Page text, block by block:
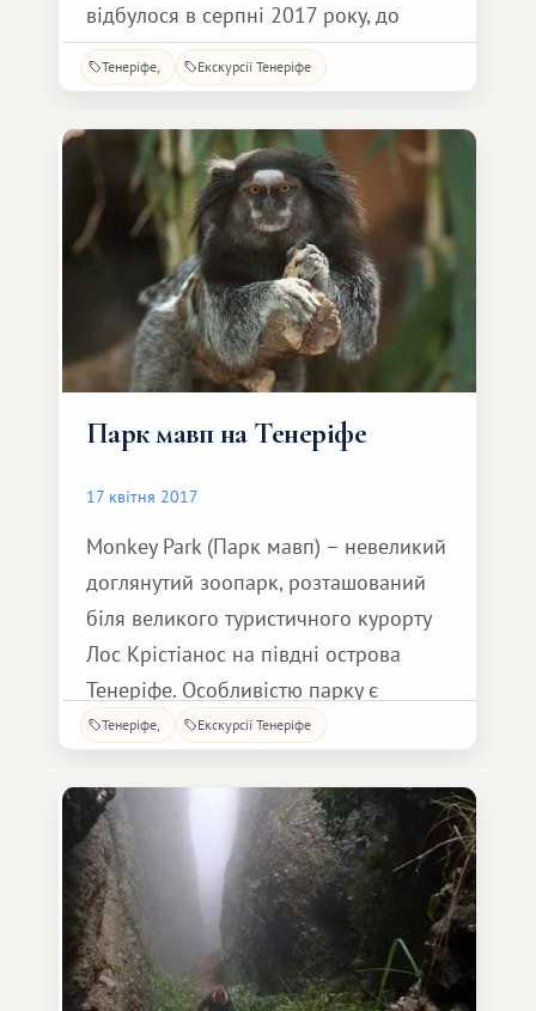
відбулося в серпні 2017 року, до
цього дві капібари народилися на
початку року, через пару тижнів
малюк вже чудово почувається на
публіці, хоча, як і раніше, вважає за
краще триматися біля матері.
Співробітники Лоро Парку
постаралися створити всі умови
Тенеріфе Екскурсії Тенеріфе
Парк мавп на Тенеріфе
17 квітня 2017
Monkey Park (Парк мавп) – невеликий
доглянутий зоопарк, розташований
біля великого туристичного курорту
Лос Крістіанос на півдні острова
Тенеріфе. Особливістю парку є
можливість зайти в кілька критих
представниками тваринного світу,
проходячи через які можна
погладити та поспостерігати за
екзотичними життями.
Тенеріфе Екскурсії Тенеріфе